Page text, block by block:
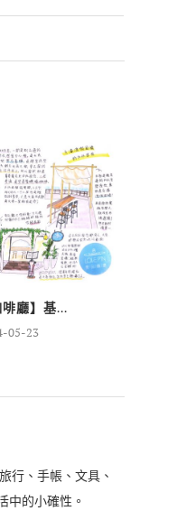
啡廳】基...
05-23
行、手帳、文具、
中的小確性。